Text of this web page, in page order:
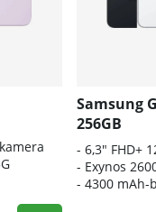
Samsung
256GB
- 6,3" FHD+
- Exynos
- 4300 mAh-